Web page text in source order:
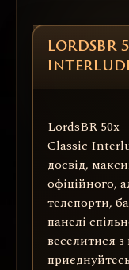
LORDSBR
LordsBR 50x
Classic
досвід,
офіційного,
телепорти,
панелі
веселитися